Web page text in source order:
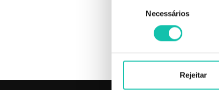
consentimento
Necessários
Rejeitar